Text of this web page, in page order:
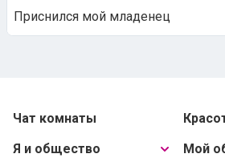
Приснился мой младенец
Чат комнаты
Я и общество
Мой